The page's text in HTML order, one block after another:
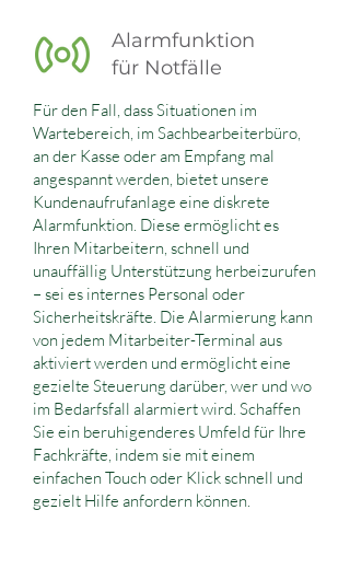
Alarmfunktion
für Notfälle
Für den Fall, dass Situationen im
Wartebereich, im Sachbearbeiterbüro,
an der Kasse oder am Empfang mal
angespannt werden, bietet unsere
Kundenaufrufanlage eine diskrete
Alarmfunktion. Diese ermöglicht es
Ihren Mitarbeitern, schnell und
unauffällig Unterstützung herbeizurufen
– sei es internes Personal oder
Sicherheitskräfte. Die Alarmierung kann
von jedem Mitarbeiter-Terminal aus
aktiviert werden und ermöglicht eine
gezielte Steuerung darüber, wer und wo
im Bedarfsfall alarmiert wird. Schaffen
Sie ein beruhigenderes Umfeld für Ihre
Fachkräfte, indem sie mit einem
einfachen Touch oder Klick schnell und
gezielt Hilfe anfordern können.